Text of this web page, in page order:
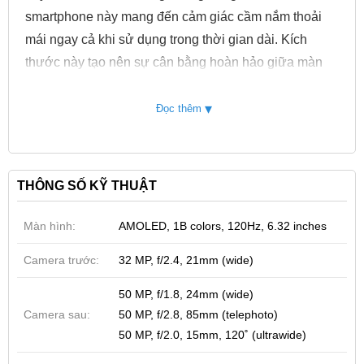
smartphone này mang đến cảm giác cầm nắm thoải
mái ngay cả khi sử dụng trong thời gian dài. Kích
thước này tạo nên sự cân bằng hoàn hảo giữa màn
Điểm đặc biệt của OPPO Find X8s 99% nằm ở mặt
lưng kính mờ cao cấp, có khả năng hạn chế tối đa dấu
vết vân tay và vết bẩn trong quá trình sử dụng. Ngay
Đọc thêm ▾
THÔNG SỐ KỸ THUẬT
Màn hình: AMOLED, 1B colors, 120Hz, 6.32 inches
Camera trước: 32 MP, f/2.4, 21mm (wide)
Camera sau:
50 MP, f/1.8, 24mm (wide)
50 MP, f/2.8, 85mm (telephoto)
50 MP, f/2.0, 15mm, 120˚ (ultrawide)